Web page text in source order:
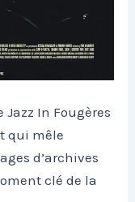
Jazz In Fougères
qui mêle
d’archives
clé de la